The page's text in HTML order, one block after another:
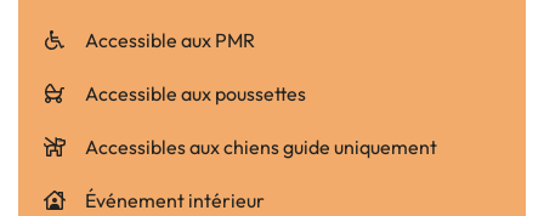
Accessible aux PMR
Accessible aux poussettes
Accessibles aux chiens guide uniquement
Événement intérieur